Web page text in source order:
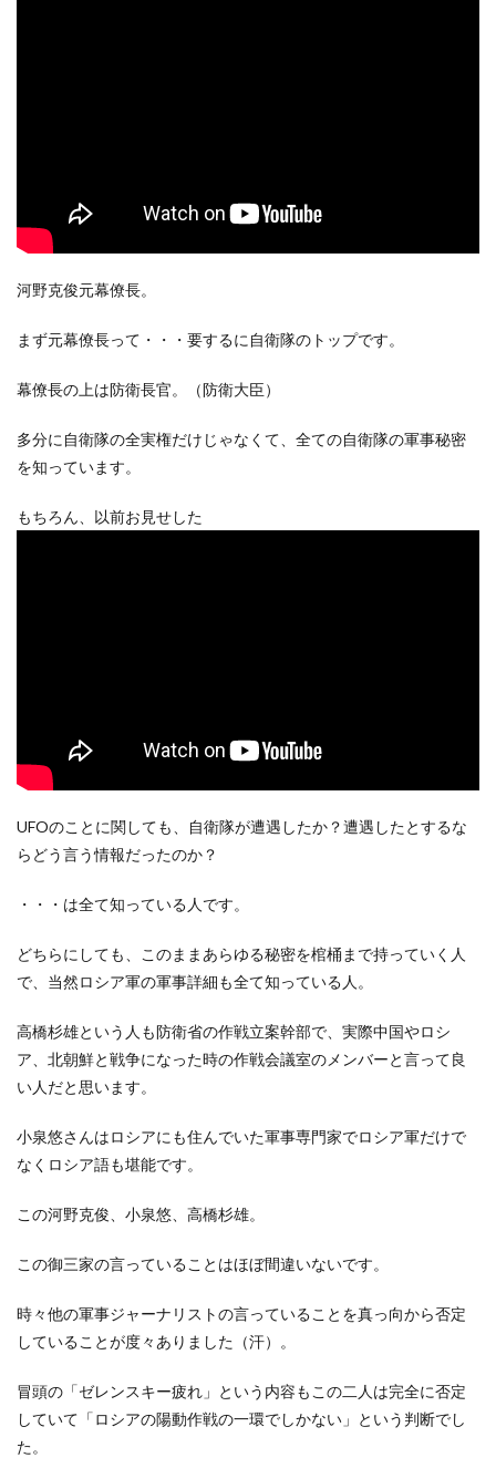
河野克俊元幕僚長。
まず元幕僚長って・・・要するに自衛隊のトップです。
幕僚長の上は防衛長官。（防衛大臣）
多分に自衛隊の全実権だけじゃなくて、全ての自衛隊の軍事秘密
を知っています。
もちろん、以前お見せした
UFOのことに関しても、自衛隊が遭遇したか？遭遇したとするな
らどう言う情報だったのか？
・・・は全て知っている人です。
どちらにしても、このままあらゆる秘密を棺桶まで持っていく人
で、当然ロシア軍の軍事詳細も全て知っている人。
高橋杉雄という人も防衛省の作戦立案幹部で、実際中国やロシ
ア、北朝鮮と戦争になった時の作戦会議室のメンバーと言って良
い人だと思います。
小泉悠さんはロシアにも住んでいた軍事専門家でロシア軍だけで
なくロシア語も堪能です。
この河野克俊、小泉悠、高橋杉雄。
この御三家の言っていることはほぼ間違いないです。
時々他の軍事ジャーナリストの言っていることを真っ向から否定
していることが度々ありました（汗）。
冒頭の「ゼレンスキー疲れ」という内容もこの二人は完全に否定
していて「ロシアの陽動作戦の一環でしかない」という判断でし
た。